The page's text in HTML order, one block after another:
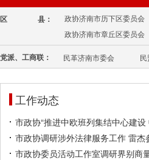
区 县： 政协济南市历下区委员会
政协济南市章丘区委员会
党派、工商联： 民革济南市委会
工作动态
市政协“推进中欧班列集结中心建设
市政协调研涉外法律服务工作 雷杰
市政协委员活动工作室调研界别商